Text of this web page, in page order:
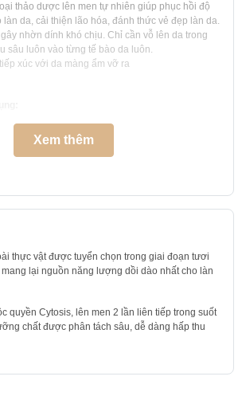
thảo dược lên men tự nhiên giúp phục hồi độ
làn da, cải thiện lão hóa, đánh thức vẻ đẹp làn da.
nhờn dính khó chịu. Chỉ cần vỗ lên da trong
sâu luôn vào từng tế bào da luôn.
xúc với da màng ẩm vỡ ra
Hàn Quốc
từ ngày sản xuất (thông tin được in trên bao bì)
vỗ nhẹ để dưỡng chất thấm thấu vào da.
Thường – Khô – Hỗn Hợp Khô – Hỗn Hợp Dầu
Xem thêm
thực vật được tuyển chọn trong giai đoạn tươi
lại nguồn năng lượng dồi dào nhất cho làn
quyền Cytosis, lên men 2 lần liên tiếp trong suốt
chất được phân tách sâu, dễ dàng hấp thu